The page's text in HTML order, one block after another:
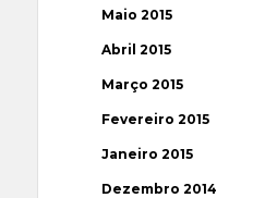
Maio 2015
Abril 2015
Março 2015
Fevereiro 2015
Janeiro 2015
Dezembro 2014